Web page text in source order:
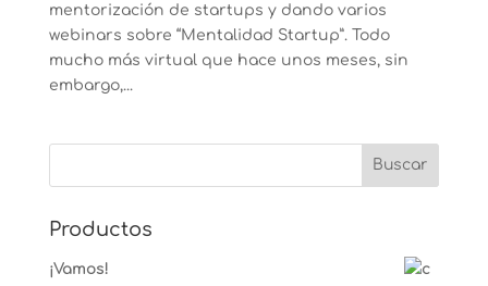
mentorización de startups y dando varios
webinars sobre “Mentalidad Startup”. Todo
mucho más virtual que hace unos meses, sin
embargo,...
Productos
¡Vamos!